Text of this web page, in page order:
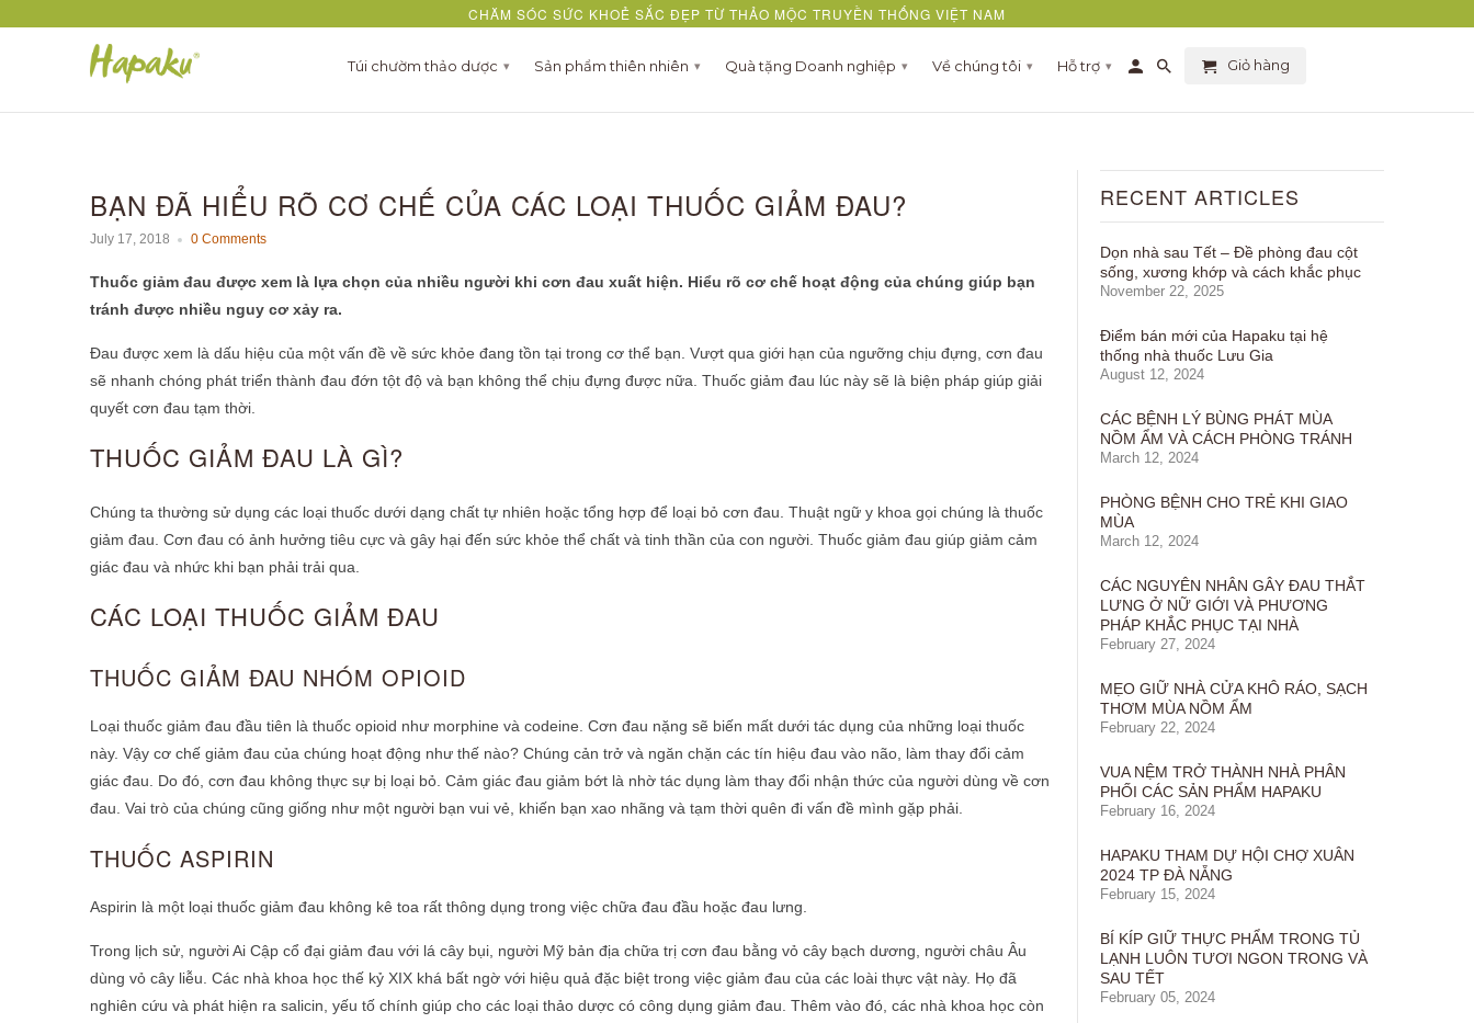
BẠN ĐÃ HIỂU RÕ CƠ CHẾ CỦA CÁC LOẠI THUỐC GIẢM ĐAU?
July 17, 2018 0 Comments
Thuốc giảm đau được xem là lựa chọn của nhiều người khi cơn đau xuất hiện. Hiểu rõ cơ chế hoạt động của chúng giúp bạn
tránh được nhiều nguy cơ xảy ra.
Đau được xem là dấu hiệu của một vấn đề về sức khỏe đang tồn tại trong cơ thể bạn. Vượt qua giới hạn của ngưỡng chịu đựng, cơn đau
sẽ nhanh chóng phát triển thành đau đớn tột độ và bạn không thể chịu đựng được nữa. Thuốc giảm đau lúc này sẽ là biện pháp giúp giải
quyết cơn đau tạm thời.
THUỐC GIẢM ĐAU LÀ GÌ?
Chúng ta thường sử dụng các loại thuốc dưới dạng chất tự nhiên hoặc tổng hợp để loại bỏ cơn đau. Thuật ngữ y khoa gọi chúng là thuốc
giảm đau. Cơn đau có ảnh hưởng tiêu cực và gây hại đến sức khỏe thể chất và tinh thần của con người. Thuốc giảm đau giúp giảm cảm
giác đau và nhức khi bạn phải trải qua.
CÁC LOẠI THUỐC GIẢM ĐAU
THUỐC GIẢM ĐAU NHÓM OPIOID
Loại thuốc giảm đau đầu tiên là thuốc opioid như morphine và codeine. Cơn đau nặng sẽ biến mất dưới tác dụng của những loại thuốc
này. Vậy cơ chế giảm đau của chúng hoạt động như thế nào? Chúng cản trở và ngăn chặn các tín hiệu đau vào não, làm thay đổi cảm
giác đau. Do đó, cơn đau không thực sự bị loại bỏ. Cảm giác đau giảm bớt là nhờ tác dụng làm thay đổi nhận thức của người dùng về cơn
đau. Vai trò của chúng cũng giống như một người bạn vui vẻ, khiến bạn xao nhãng và tạm thời quên đi vấn đề mình gặp phải.
THUỐC ASPIRIN
Aspirin là một loại thuốc giảm đau không kê toa rất thông dụng trong việc chữa đau đầu hoặc đau lưng.
Trong lịch sử, người Ai Cập cổ đại giảm đau với lá cây bụi, người Mỹ bản địa chữa trị cơn đau bằng vỏ cây bạch dương, người châu Âu
dùng vỏ cây liễu. Các nhà khoa học thế kỷ XIX khá bất ngờ với hiệu quả đặc biệt trong việc giảm đau của các loài thực vật này. Họ đã
nghiên cứu và phát hiện ra salicin, yếu tố chính giúp cho các loại thảo dược có công dụng giảm đau. Thêm vào đó, các nhà khoa học còn
RECENT ARTICLES
Dọn nhà sau Tết – Đề phòng đau cột
sống, xương khớp và cách khắc phục
November 22, 2025
Điểm bán mới của Hapaku tại hệ
thống nhà thuốc Lưu Gia
August 12, 2024
CÁC BỆNH LÝ BÙNG PHÁT MÙA
NỒM ẨM VÀ CÁCH PHÒNG TRÁNH
March 12, 2024
PHÒNG BỆNH CHO TRẺ KHI GIAO
MÙA
March 12, 2024
CÁC NGUYÊN NHÂN GÂY ĐAU THẮT
LƯNG Ở NỮ GIỚI VÀ PHƯƠNG
PHÁP KHẮC PHỤC TẠI NHÀ
February 27, 2024
MẸO GIỮ NHÀ CỬA KHÔ RÁO, SẠCH
THƠM MÙA NỒM ẨM
February 22, 2024
VUA NỆM TRỞ THÀNH NHÀ PHÂN
PHỐI CÁC SẢN PHẨM HAPAKU
February 16, 2024
HAPAKU THAM DỰ HỘI CHỢ XUÂN
2024 TP ĐÀ NẴNG
February 15, 2024
BÍ KÍP GIỮ THỰC PHẨM TRONG TỦ
LẠNH LUÔN TƯƠI NGON TRONG VÀ
SAU TẾT
February 05, 2024
CHĂM SÓC SỨC KHOẺ SẮC ĐẸP TỪ THẢO MỘC TRUYỀN THỐNG VIỆT NAM
Túi chườm thảo dược ▾ Sản phẩm thiên nhiên ▾ Quà tặng Doanh nghiệp ▾ Về chúng tôi ▾ Hỗ trợ ▾ Giỏ hàng